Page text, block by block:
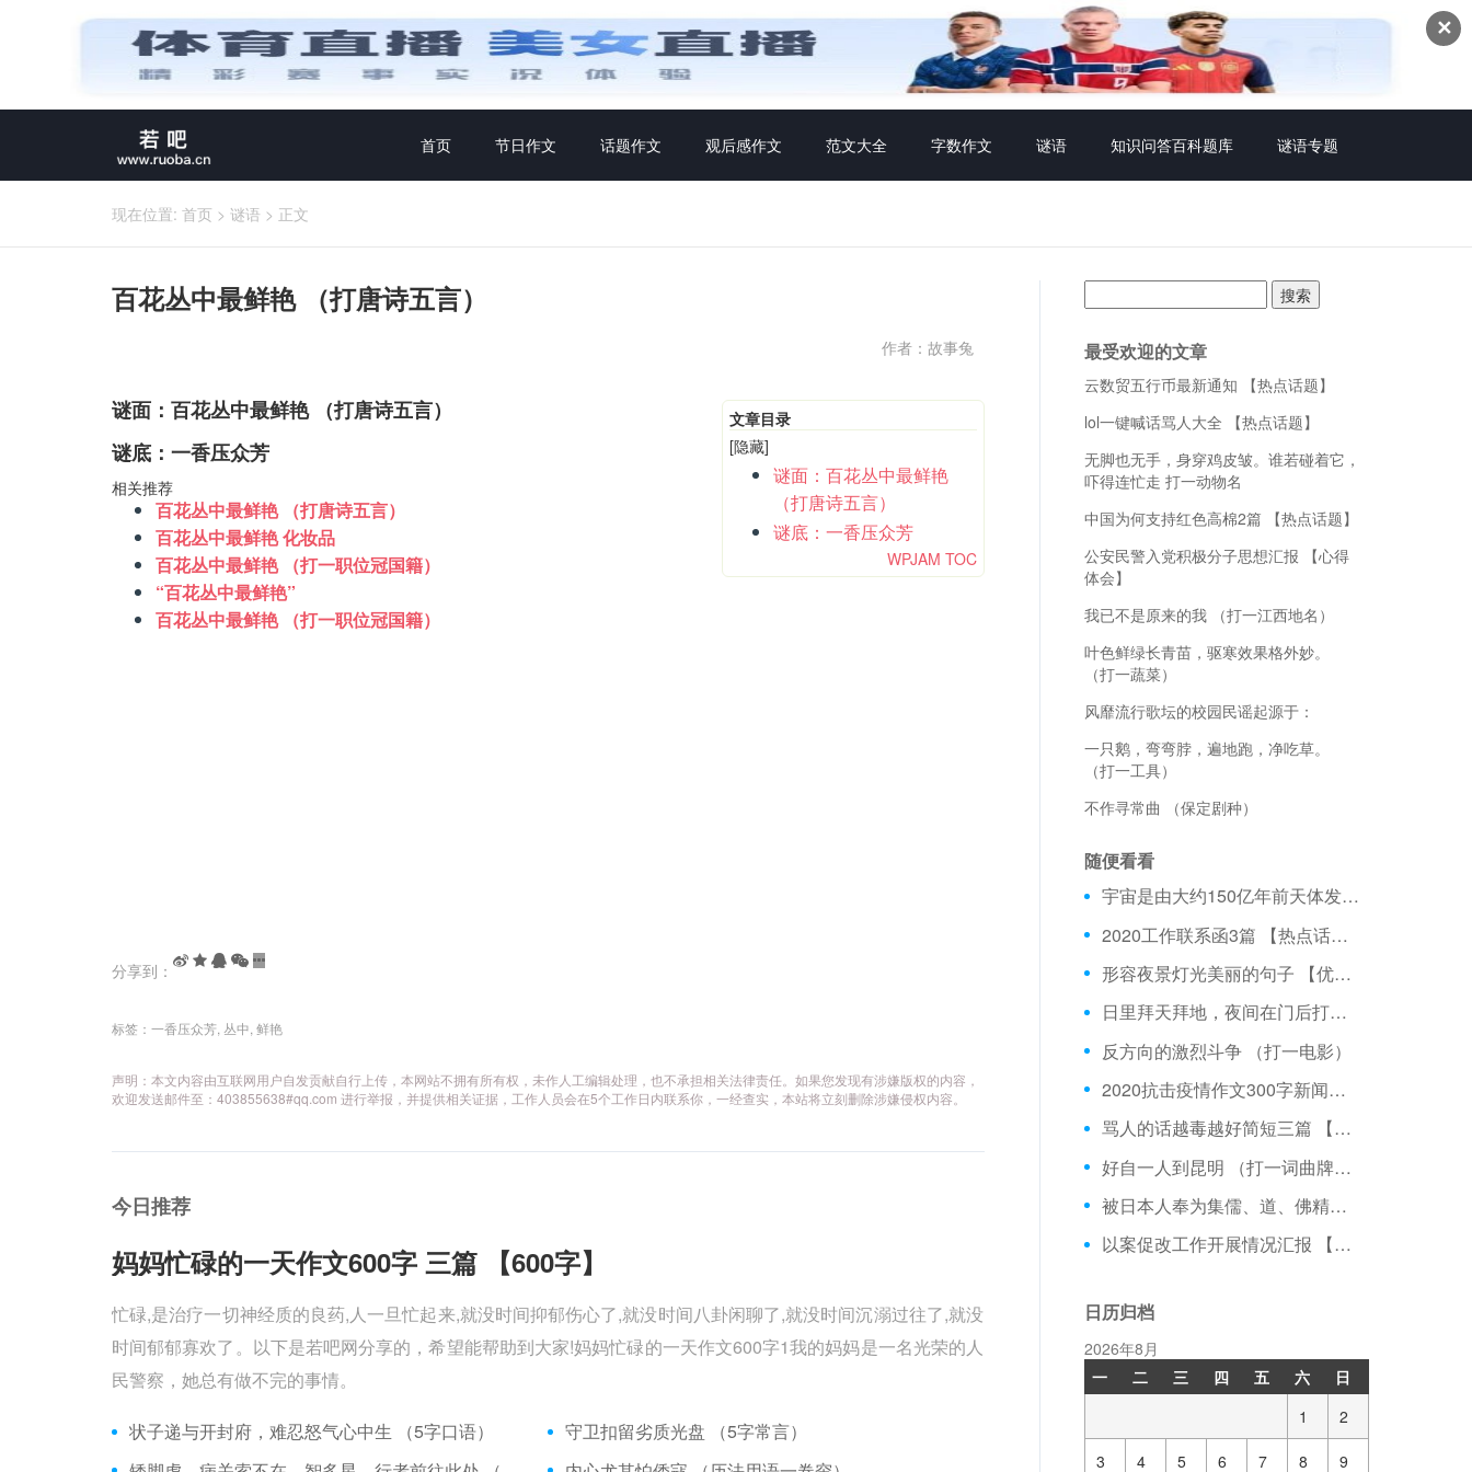
✕
首页 节日作文 话题作文 观后感作文 范文大全 字数作文 谜语 知识问答百科题库 谜语专题
现在位置: 首页 > 谜语 > 正文
百花丛中最鲜艳 （打唐诗五言）
作者：故事兔
文章目录
[隐藏]
谜面：百花丛中最鲜艳
（打唐诗五言）
谜底：一香压众芳
WPJAM TOC
谜面：百花丛中最鲜艳 （打唐诗五言）
谜底：一香压众芳
相关推荐
百花丛中最鲜艳 （打唐诗五言）
百花丛中最鲜艳 化妆品
百花丛中最鲜艳 （打一职位冠国籍）
“百花丛中最鲜艳”
百花丛中最鲜艳 （打一职位冠国籍）
分享到：
标签： 一香压众芳 丛中 鲜艳
声明：本文内容由互联网用户自发贡献自行上传，本网站不拥有所有权，未作人工编辑处理，也不承担相关法律责任。如果您发现有涉嫌版权的内容，
欢迎发送邮件至：403855638#qq.com 进行举报，并提供相关证据，工作人员会在5个工作日内联系你，一经查实，本站将立刻删除涉嫌侵权内容。
今日推荐
妈妈忙碌的一天作文600字 三篇 【600字】
忙碌,是治疗一切神经质的良药,人一旦忙起来,就没时间抑郁伤心了,就没时间八卦闲聊了,就没时间沉溺过往了,就没
时间郁郁寡欢了。以下是若吧网分享的，希望能帮助到大家!妈妈忙碌的一天作文600字1我的妈妈是一名光荣的人
民警察，她总有做不完的事情。
状子递与开封府，难忍怒气心中生 （5字口语）
守卫扣留劣质光盘 （5字常言）
索：
最受欢迎的文章
云数贸五行币最新通知 【热点话题】
lol一键喊话骂人大全 【热点话题】
无脚也无手，身穿鸡皮皱。谁若碰着它，
吓得连忙走 打一动物名
中国为何支持红色高棉2篇 【热点话题】
公安民警入党积极分子思想汇报 【心得
体会】
我已不是原来的我 （打一江西地名）
叶色鲜绿长青苗，驱寒效果格外妙。
（打一蔬菜）
风靡流行歌坛的校园民谣起源于：
一只鹅，弯弯脖，遍地跑，净吃草。
（打一工具）
不作寻常曲 （保定剧种）
随便看看
宇宙是由大约150亿年前天体发生的一次大爆炸形成的
2020工作联系函3篇 【热点话题】
形容夜景灯光美丽的句子 【优美句子】
日里拜天拜地，夜间在门后打瞌睡。 （打一物）
反方向的激烈斗争 （打一电影）
2020抗击疫情作文300字新闻稿3篇 【演讲稿】
骂人的话越毒越好简短三篇 【文秘写作】
好自一人到昆明 （打一词曲牌名）
被日本人奉为集儒、道、佛精神思想为一体的经典佳作是？
以案促改工作开展情况汇报 【党团范文】
日历归档
2026年8月
一
二 三 四 五 六
日
1
2
3 4 5 6 7 8 9